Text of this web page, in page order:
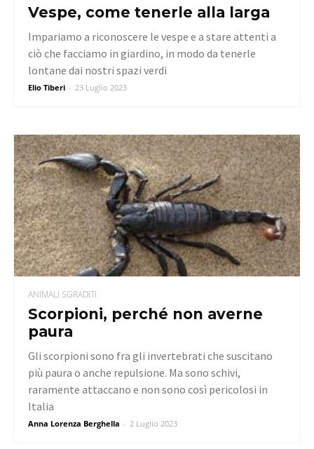
Vespe, come tenerle alla larga
Elio Tiberi - 23 Luglio 2023
Impariamo a riconoscere le vespe e a stare attenti a
ciò che facciamo in giardino, in modo da tenerle
lontane dai nostri spazi verdi
ANIMALI SGRADITI
Scorpioni, perché non averne
paura
Anna Lorenza Berghella - 2 Luglio 2023
Gli scorpioni sono fra gli invertebrati che suscitano
più paura o anche repulsione. Ma sono schivi,
raramente attaccano e non sono così pericolosi in
Italia